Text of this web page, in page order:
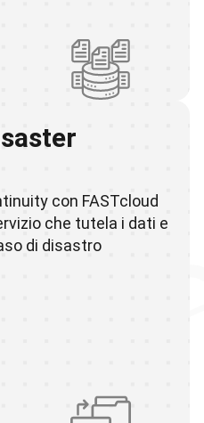
con FASTcloud
che tutela i dati e
di disastro